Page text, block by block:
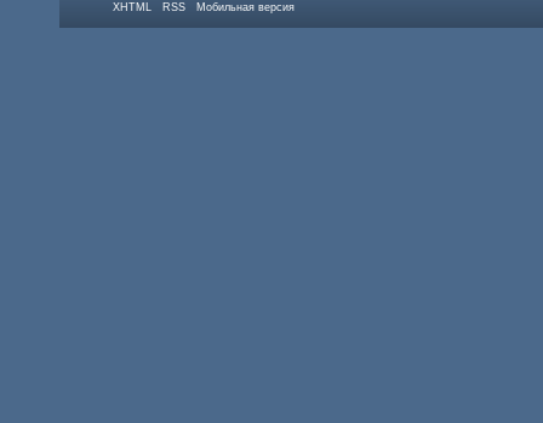
XHTML
RSS Мобильная версия